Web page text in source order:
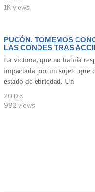
1K views
PUCÓN, TOMEMOS
LAS CONDES TRAS
La víctima, que no habría
impactada por un sujeto que
estado de ebriedad. Un
28 Dic
992 views